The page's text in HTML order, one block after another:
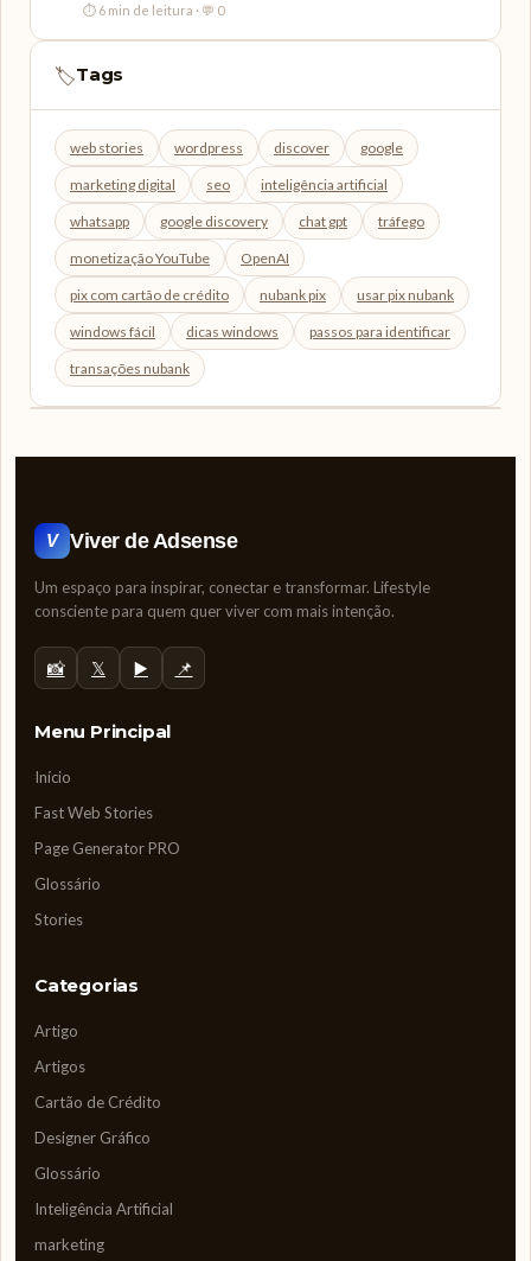
⏱ 6 min de leitura · 💬 0
🏷️Tags
web stories wordpress discover google
marketing digital seo inteligência artificial
whatsapp google discovery chat gpt tráfego
monetização YouTube OpenAI
pix com cartão de crédito nubank pix usar pix nubank
windows fácil dicas windows passos para identificar
transações nubank
V Viver de Adsense
Um espaço para inspirar, conectar e transformar. Lifestyle
consciente para quem quer viver com mais intenção.
📸 𝕏 ▶️ 📌
Menu Principal
Início
Fast Web Stories
Page Generator PRO
Glossário
Stories
Categorias
Artigo
Artigos
Cartão de Crédito
Designer Gráfico
Glossário
Inteligência Artificial
marketing